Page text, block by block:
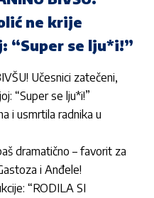
ne krije
“Super se lju*i!”
Učesnici zatečeni,
“Super se lju*i!”
i usmrtila radnika u
dramatično – favorit za
i Anđele!
“RODILA SI